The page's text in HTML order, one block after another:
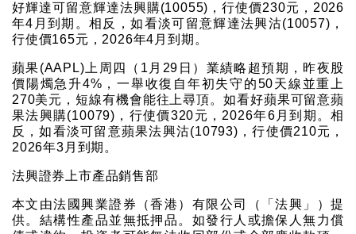
好輝達可留意輝達法興購(10055)，行使價230元，2026
年4月到期。相反，如看淡可留意輝達法興沽(10057)，
行使價165元，2026年4月到期。
蘋果(AAPL)上周四（1月29日）業績略超預期，昨夜股
價陽燭急升4%，一舉收復自年初失守的50天線並重上
270美元，短線有機會能往上尋頂。如看好蘋果可留意蘋
果法興購(10079)，行使價320元，2026年6月到期。相
反，如看淡可留意蘋果法興沽(10793)，行使價210元，
2026年3月到期。
法興證券上市產品銷售部
本文由法國興業證券（香港）有限公司（「法興」）提
供。結構性產品並無抵押品。如發行人或擔保人無力償